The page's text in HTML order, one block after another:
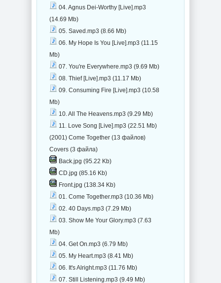
04. Agnus Dei-Worthy [Live].mp3
(14.69 Mb)
05. Saved.mp3 (8.66 Mb)
06. My Hope Is You [Live].mp3 (11.15
Mb)
07. You're Everywhere.mp3 (9.69 Mb)
08. Thief [Live].mp3 (11.17 Mb)
09. Consuming Fire [Live].mp3 (10.58
Mb)
10. All The Heavens.mp3 (9.29 Mb)
11. Love Song [Live].mp3 (22.51 Mb)
(2001) Come Together (13 файлов)
Covers (3 файла)
Back.jpg (95.22 Kb)
CD.jpg (85.16 Kb)
Front.jpg (138.34 Kb)
01. Come Together.mp3 (10.36 Mb)
02. 40 Days.mp3 (7.29 Mb)
03. Show Me Your Glory.mp3 (7.63
Mb)
04. Get On.mp3 (6.79 Mb)
05. My Heart.mp3 (8.41 Mb)
06. It's Alright.mp3 (11.76 Mb)
07. Still Listening.mp3 (9.49 Mb)